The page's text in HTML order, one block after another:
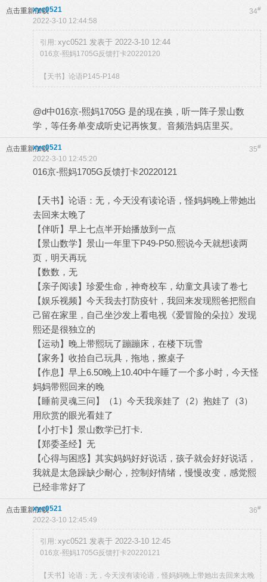
点击重新加载 34#
xyc0521
2022-3-10 12:44:58
引用: xyc0521 发表于 2022-3-10 12:44
016京-熙妈1705G反馈打卡20220120
【天书】论语P145-P148
@d中016京-熙妈1705G 是的现在换，听一阵子景山数
学，等任务单变成听史记再恢复。音频浩妈店里买。
点击重新加载 35#
xyc0521
2022-3-10 12:45:20
016京-熙妈1705G反馈打卡20220121
【天书】论语：无，今天没有读论语，怪妈妈晚上带她出
去回来太晚了
【伴听】早上七点半开始播放到一点
【景山数学】景山一年里下P49-P50.熙说今天就想读两
页，明天再玩
【数数，无
【亲子阅读】珍爱生命，神奇校车，幼童文具读了卷七
【娱乐视频】今天我去打防疫针，我回来发现熙爸把熙自
己留在家里，自己坐沙发上看电视《爱冒险的朵拉》发现
熙还是很独立的
【运动】晚上带熙玩了蹦蹦床，在楼下玩雪
【家务】收拾自己玩具，拖地，擦桌子
【作息】早上6.50晚上10.40中午睡了一个多小时，今天怪
妈妈带熙回来的晚
【睡前灵魂三问】（1）今天我亲娃了（2）抱娃了（3）
用欣赏的眼光看娃了
【小打卡】景山数学已打卡.
【郑委圣经】无
【心得与困惑】其实妈妈好好说话，孩子就会好好说话，
我就是太急躁缺少耐心，控制好情绪，慢慢改变，感觉熙
已经非常好了
点击重新加载 36#
xyc0521
2022-3-10 12:45:49
引用: xyc0521 发表于 2022-3-10 12:45
016京-熙妈1705G反馈打卡20220121
【天书】论语：无，今天没有读论语，怪妈妈晚上带她出去回来太晚